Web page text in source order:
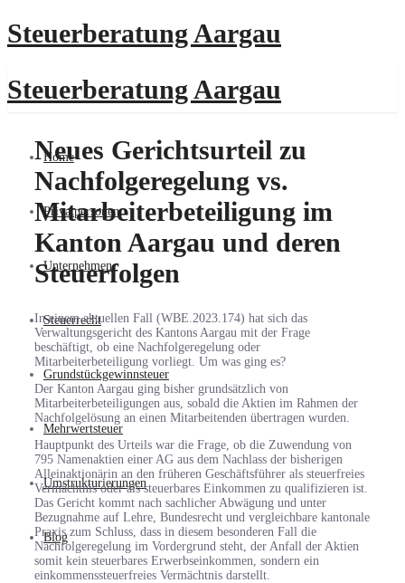
Steuerberatung Aargau
Steuerberatung Aargau
Home
Privatpersonen
Unternehmen
Steuerrecht
Grundstückgewinnsteuer
Mehrwertsteuer
Umstrukturierungen
Blog
Neues Gerichtsurteil zu
Nachfolgeregelung vs.
Mitarbeiterbeteiligung im
Kanton Aargau und deren
Steuerfolgen
In einem aktuellen Fall (WBE.2023.174) hat sich das
Verwaltungsgericht des Kantons Aargau mit der Frage
beschäftigt, ob eine Nachfolgeregelung oder
Mitarbeiterbeteiligung vorliegt. Um was ging es?
Der Kanton Aargau ging bisher grundsätzlich von
Mitarbeiterbeteiligungen aus, sobald die Aktien im Rahmen der
Nachfolgelösung an einen Mitarbeitenden übertragen wurden.
Hauptpunkt des Urteils war die Frage, ob die Zuwendung von
795 Namenaktien einer AG aus dem Nachlass der bisherigen
Alleinaktionärin an den früheren Geschäftsführer als steuerfreies
Vermächtnis oder als steuerbares Einkommen zu qualifizieren ist.
Das Gericht kommt nach sachlicher Abwägung und unter
Bezugnahme auf Lehre, Bundesrecht und vergleichbare kantonale
Praxis zum Schluss, dass in diesem besonderen Fall die
Nachfolgeregelung im Vordergrund steht, der Anfall der Aktien
somit kein steuerbares Erwerbseinkommen, sondern ein
einkommenssteuerfreies Vermächtnis darstellt.